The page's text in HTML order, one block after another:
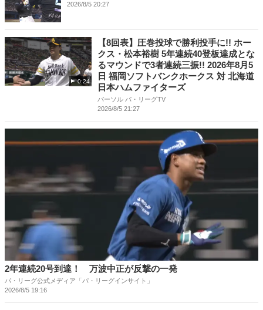
2026/8/5 20:27
0:24
【8回表】圧巻投球で勝利投手に!! ホー
クス・松本裕樹 5年連続40登板達成とな
るマウンドで3者連続三振!! 2026年8月5
日 福岡ソフトバンクホークス 対 北海道
日本ハムファイターズ
パーソル パ・リーグTV
2026/8/5 21:27
2年連続20号到達！ 万波中正が反撃の一発
パ・リーグ公式メディア「パ・リーグインサイト」
2026/8/5 19:16